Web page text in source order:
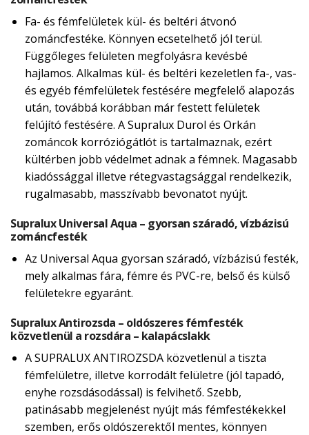
Fa- és fémfelületek kül- és beltéri átvonó
zománcfestéke. Könnyen ecsetelhető jól terül.
Függőleges felületen megfolyásra kevésbé
hajlamos. Alkalmas kül- és beltéri kezeletlen fa-, vas-
és egyéb fémfelületek festésére megfelelő alapozás
után, továbbá korábban már festett felületek
felújító festésére. A Supralux Durol és Orkán
zománcok korróziógátlót is tartalmaznak, ezért
kültérben jobb védelmet adnak a fémnek. Magasabb
kiadóssággal illetve rétegvastagsággal rendelkezik,
rugalmasabb, masszívabb bevonatot nyújt.
Supralux Universal Aqua – gyorsan száradó, vízbázisú
zománcfesték
Az Universal Aqua gyorsan száradó, vízbázisú festék,
mely alkalmas fára, fémre és PVC-re, belső és külső
felületekre egyaránt.
Supralux Antirozsda – oldószeres fémfesték
közvetlenül a rozsdára – kalapácslakk
A SUPRALUX ANTIROZSDA közvetlenül a tiszta
fémfelületre, illetve korrodált felületre (jól tapadó,
enyhe rozsdásodással) is felvihető. Szebb,
patinásabb megjelenést nyújt más fémfestékekkel
szemben, erős oldószerektől mentes, könnyen